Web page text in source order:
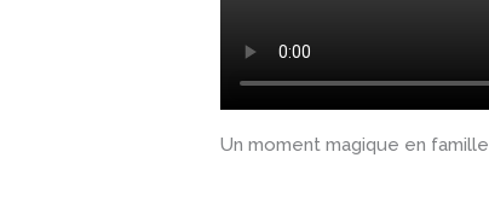
Un moment magique en famille